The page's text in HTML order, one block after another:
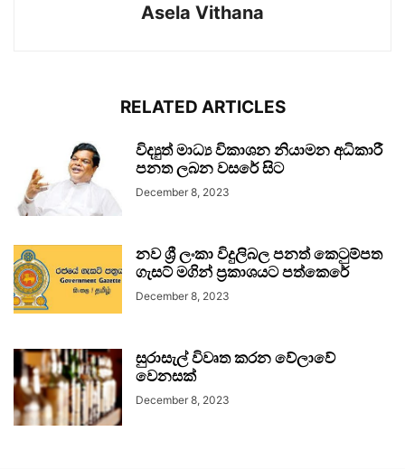
Asela Vithana
RELATED ARTICLES
විද්‍යුත් මාධ්‍ය විකාශන නියාමන අධිකාරී
පනත ලබන වසරේ සිට
December 8, 2023
නව ශ්‍රී ලංකා විදුලිබල පනත් කෙටුම්පත
ගැසට් මගින් ප්‍රකාශයට පත්කෙරේ
December 8, 2023
සුරාසැල් විවෘත කරන වේලාවේ
වෙනසක්
December 8, 2023